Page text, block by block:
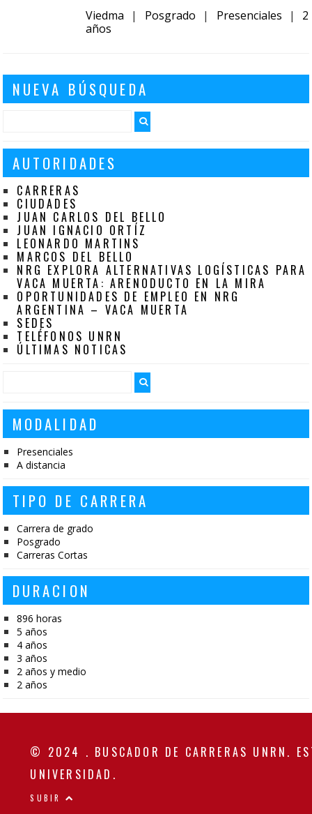
Viedma | Posgrado | Presenciales | 2
años
NUEVA BÚSQUEDA
AUTORIDADES
CARRERAS
CIUDADES
JUAN CARLOS DEL BELLO
JUAN IGNACIO ORTÍZ
LEONARDO MARTINS
MARCOS DEL BELLO
NRG EXPLORA ALTERNATIVAS LOGÍSTICAS PARA
VACA MUERTA: ARENODUCTO EN LA MIRA
OPORTUNIDADES DE EMPLEO EN NRG
ARGENTINA – VACA MUERTA
SEDES
TELÉFONOS UNRN
ÚLTIMAS NOTICAS
MODALIDAD
Presenciales
A distancia
TIPO DE CARRERA
Carrera de grado
Posgrado
Carreras Cortas
DURACION
896 horas
5 años
4 años
3 años
2 años y medio
2 años
© 2024 . BUSCADOR DE CARRERAS UNRN.
UNIVERSIDAD.
SUBIR